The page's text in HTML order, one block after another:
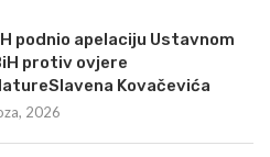
podnio apelaciju Ustavnom
protiv ovjere
Kovačevića
2026